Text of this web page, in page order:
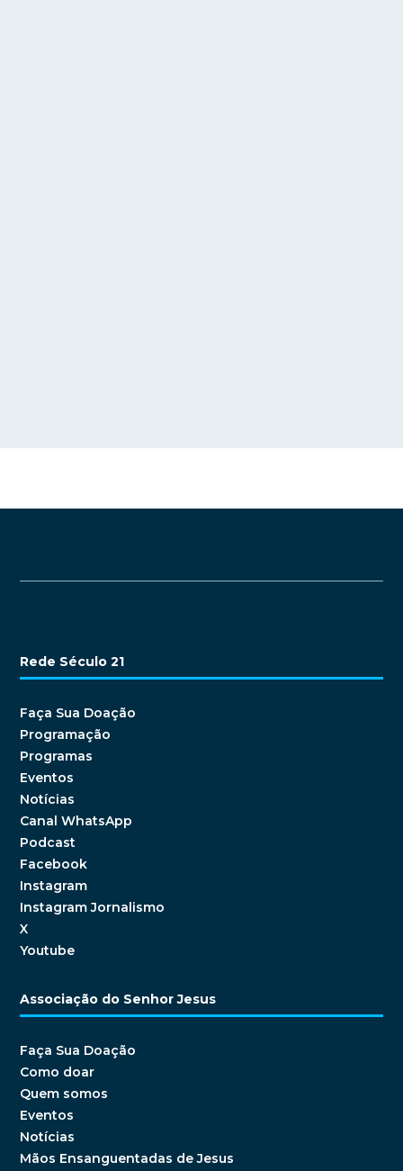
Rede Século 21
Faça Sua Doação
Programação
Programas
Eventos
Notícias
Canal WhatsApp
Podcast
Facebook
Instagram
Instagram Jornalismo
X
Youtube
Associação do Senhor Jesus
Faça Sua Doação
Como doar
Quem somos
Eventos
Notícias
Mãos Ensanguentadas de Jesus